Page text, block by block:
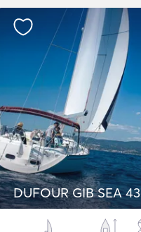
DUFOUR GIB SEA 43